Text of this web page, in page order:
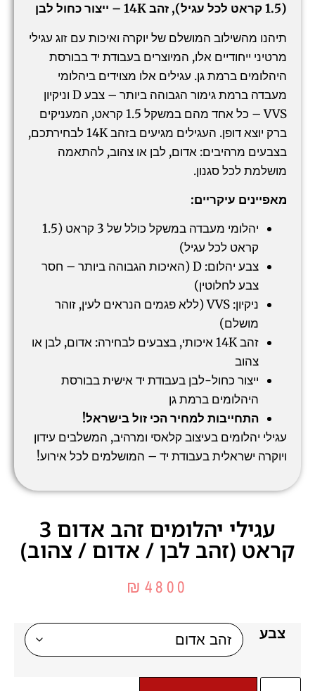
(1.5 קראט לכל עגיל), זהב 14K – ייצור כחול לבן
תיהנו מהשילוב המושלם של יוקרה ואיכות עם זוג עגילי
מרטיני ייחודיים אלו, המיוצרים בעבודת יד בבורסת
היהלומים ברמת גן. עגילים אלו מצוידים ביהלומי
מעבדה ברמת גימור הגבוהה ביותר – צבע D וניקיון
VVS – כל אחד מהם במשקל 1.5 קראט, המעניקים
ברק יוצא דופן. העגילים מגיעים בזהב 14K לבחירתכם,
בצבעים מרהיבים: אדום, לבן או צהוב, להתאמה
מושלמת לכל סגנון.
מאפיינים עיקריים:
יהלומי מעבדה במשקל כולל של 3 קראט (1.5
קראט לכל עגיל)
צבע יהלום: D (האיכות הגבוהה ביותר – חסר
צבע לחלוטין)
ניקיון: VVS (ללא פגמים הנראים לעין, זוהר
מושלם)
זהב 14K איכותי, בצבעים לבחירה: אדום, לבן או
צהוב
ייצור כחול-לבן בעבודת יד אישית בבורסת
היהלומים ברמת גן
התחייבות למחיר הכי זול בישראל!
עגילי יהלומים בעיצוב קלאסי ומרהיב, המשלבים עידון
ויוקרה ישראלית בעבודת יד – המושלמים לכל אירוע!
עגילי יהלומים זהב אדום 3
קראט (זהב לבן / אדום / צהוב)
₪ 4800
צבע